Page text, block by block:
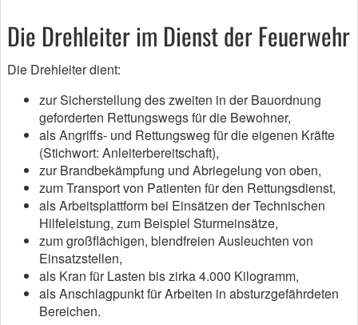
Die Drehleiter im Dienst der Feuerwehr
Die Drehleiter dient:
zur Sicherstellung des zweiten in der Bauordnung
geforderten Rettungswegs für die Bewohner,
als Angriffs- und Rettungsweg für die eigenen Kräfte
(Stichwort: Anleiterbereitschaft),
zur Brandbekämpfung und Abriegelung von oben,
zum Transport von Patienten für den Rettungsdienst,
als Arbeitsplattform bei Einsätzen der Technischen
Hilfeleistung, zum Beispiel Sturmeinsätze,
zum großflächigen, blendfreien Ausleuchten von
Einsatzstellen,
als Kran für Lasten bis zirka 4.000 Kilogramm,
als Anschlagpunkt für Arbeiten in absturzgefährdeten
Bereichen.